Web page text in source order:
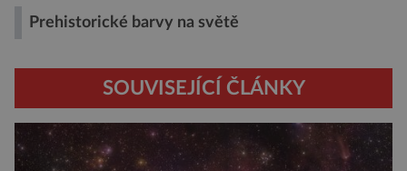
Prehistorické barvy na světě
SOUVISEJÍCÍ ČLÁNKY